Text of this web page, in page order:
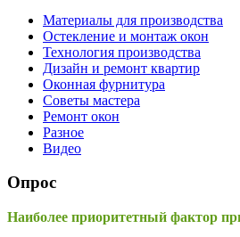
Материалы для производства
Остекление и монтаж окон
Технология производства
Дизайн и ремонт квартир
Оконная фурнитура
Советы мастера
Ремонт окон
Разное
Видео
Опрос
Наиболее приоритетный фактор